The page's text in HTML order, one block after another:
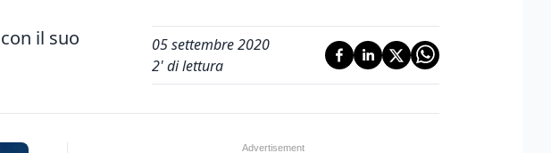
il suo
05 settembre 2020
2' di lettura